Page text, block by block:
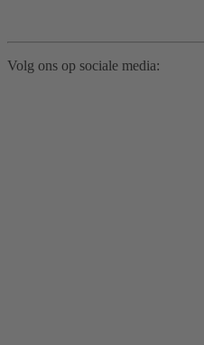
Volg ons op sociale media: